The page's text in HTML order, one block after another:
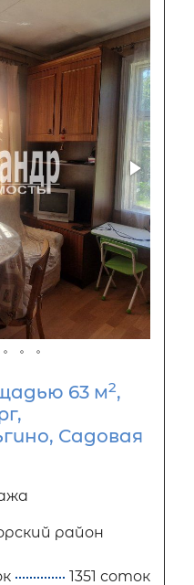
63 м2,
Садовая
район
1351 соток